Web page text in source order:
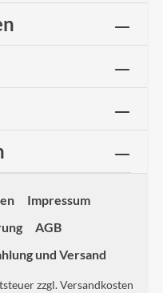
Impressum
AGB
und Versand
zzgl.Versandkosten